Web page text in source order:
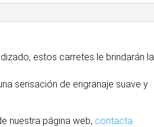
estos carretes le brindarán la
sensación de engranaje suave y
nuestra página web, contacta.